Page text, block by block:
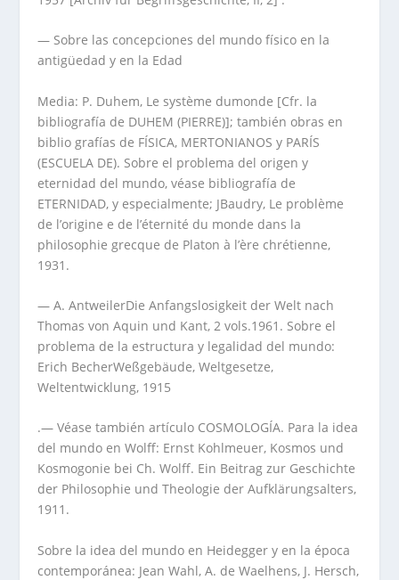
— Sobre las concepciones del mundo físico en la
antigüedad y en la Edad
Media: P. Duhem, Le système dumonde [Cfr. la
bibliografía de DUHEM (PIERRE)]; también obras en
biblio grafías de FÍSICA, MERTONIANOS y PARÍS
(ESCUELA DE). Sobre el problema del origen y
eternidad del mundo, véase bibliografía de
ETERNIDAD, y especialmente; JBaudry, Le problème
de l’origine e de l’éternité du monde dans la
philosophie grecque de Platon à l’ère chrétienne,
1931.
— A. AntweilerDie Anfangslosigkeit der Welt nach
Thomas von Aquin und Kant, 2 vols.1961. Sobre el
problema de la estructura y legalidad del mundo:
Erich BecherWeßgebäude, Weltgesetze,
Weltentwicklung, 1915
.— Véase también artículo COSMOLOGÍA. Para la idea
del mundo en Wolff: Ernst Kohlmeuer, Kosmos und
Kosmogonie bei Ch. Wolff. Ein Beitrag zur Geschichte
der Philosophie und Theologie der Aufklärungsalters,
1911.
Sobre la idea del mundo en Heidegger y en la época
contemporánea: Jean Wahl, A. de Waelhens, J. Hersch,